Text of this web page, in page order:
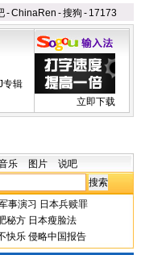
-ChinaRen -搜狗 - 17173
专辑
立即下载
乐 图片 说吧
事演习 日本兵赎罪
秘方 日本瘦脸法
快乐 侵略中国报告